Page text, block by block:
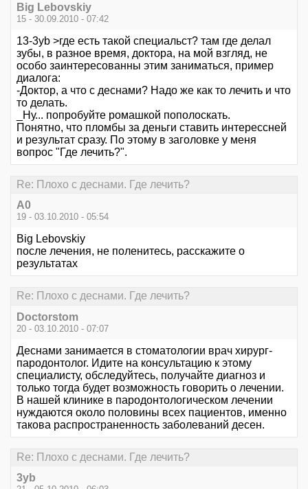
Big Lebovskiy
15 - 30.09.2010 - 07:42
13-3yb >где есть такой специальст? там где делал
зубы, в разное время, доктора, на мой взгляд, не
особо заинтересованны этим заниматься, пример
диалога:
-Доктор, а что с деснами? Надо же как то лечить и что
то делать.
_Ну... попробуйте ромашкой пополоскать.
Понятно, что пломбы за деньги ставить интерессней
и результат сразу. По этому в заголовке у меня
вопрос "Где лечить?".
Re: Плохо с деснами. Где лечить?
А0
19 - 03.10.2010 - 05:54
Big Lebovskiy
после лечения, не поленитесь, расскажите о
результатах
Re: Плохо с деснами. Где лечить?
Doctorstom
20 - 03.10.2010 - 07:07
Деснами занимается в стоматологии врач хирург-
пародонтолог. Идите на консультацию к этому
специалисту, обследуйтесь, получайте диагноз и
только тогда будет возможность говорить о лечении.
В нашей клинике в пародонтологическом лечении
нуждаются около половины всех пациентов, именно
такова распространенность заболеваний десен.
Re: Плохо с деснами. Где лечить?
3yb